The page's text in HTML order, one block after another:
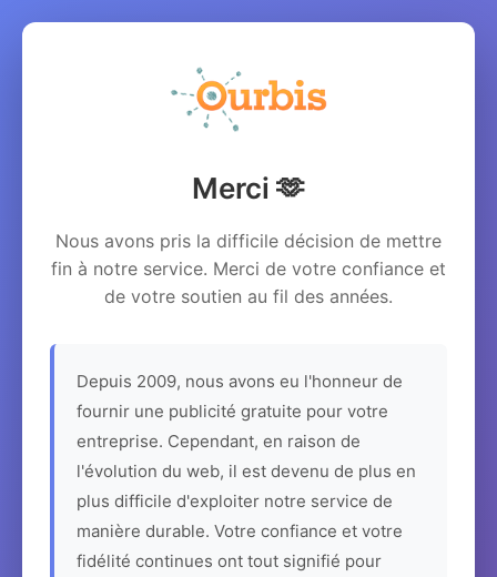
Merci 🫶
Nous avons pris la difficile décision de mettre
fin à notre service. Merci de votre confiance et
de votre soutien au fil des années.
Depuis 2009, nous avons eu l'honneur de
fournir une publicité gratuite pour votre
entreprise. Cependant, en raison de
l'évolution du web, il est devenu de plus en
plus difficile d'exploiter notre service de
manière durable. Votre confiance et votre
fidélité continues ont tout signifié pour